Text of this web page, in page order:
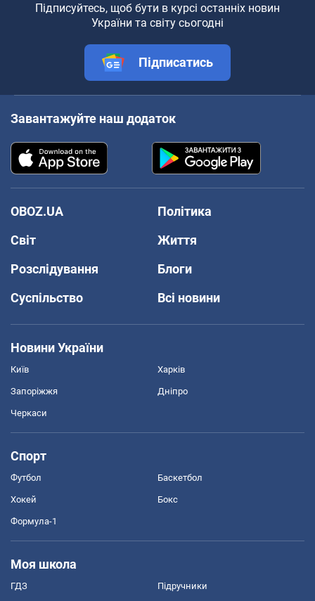
Підписуйтесь, щоб бути в курсі останніх новин
України та світу сьогодні
Підписатись
Завантажуйте наш додаток
OBOZ.UA
Політика
Світ
Життя
Розслідування
Блоги
Суспільство
Всі новини
Новини України
Київ Харків
Запоріжжя Дніпро
Черкаси
Спорт
Футбол Баскетбол
Хокей Бокс
Формула-1
Моя школа
ГДЗ Підручники